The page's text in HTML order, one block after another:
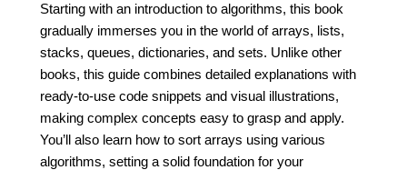
Starting with an introduction to algorithms, this book
gradually immerses you in the world of arrays, lists,
stacks, queues, dictionaries, and sets. Unlike other
books, this guide combines detailed explanations with
ready-to-use code snippets and visual illustrations,
making complex concepts easy to grasp and apply.
You’ll also learn how to sort arrays using various
algorithms, setting a solid foundation for your